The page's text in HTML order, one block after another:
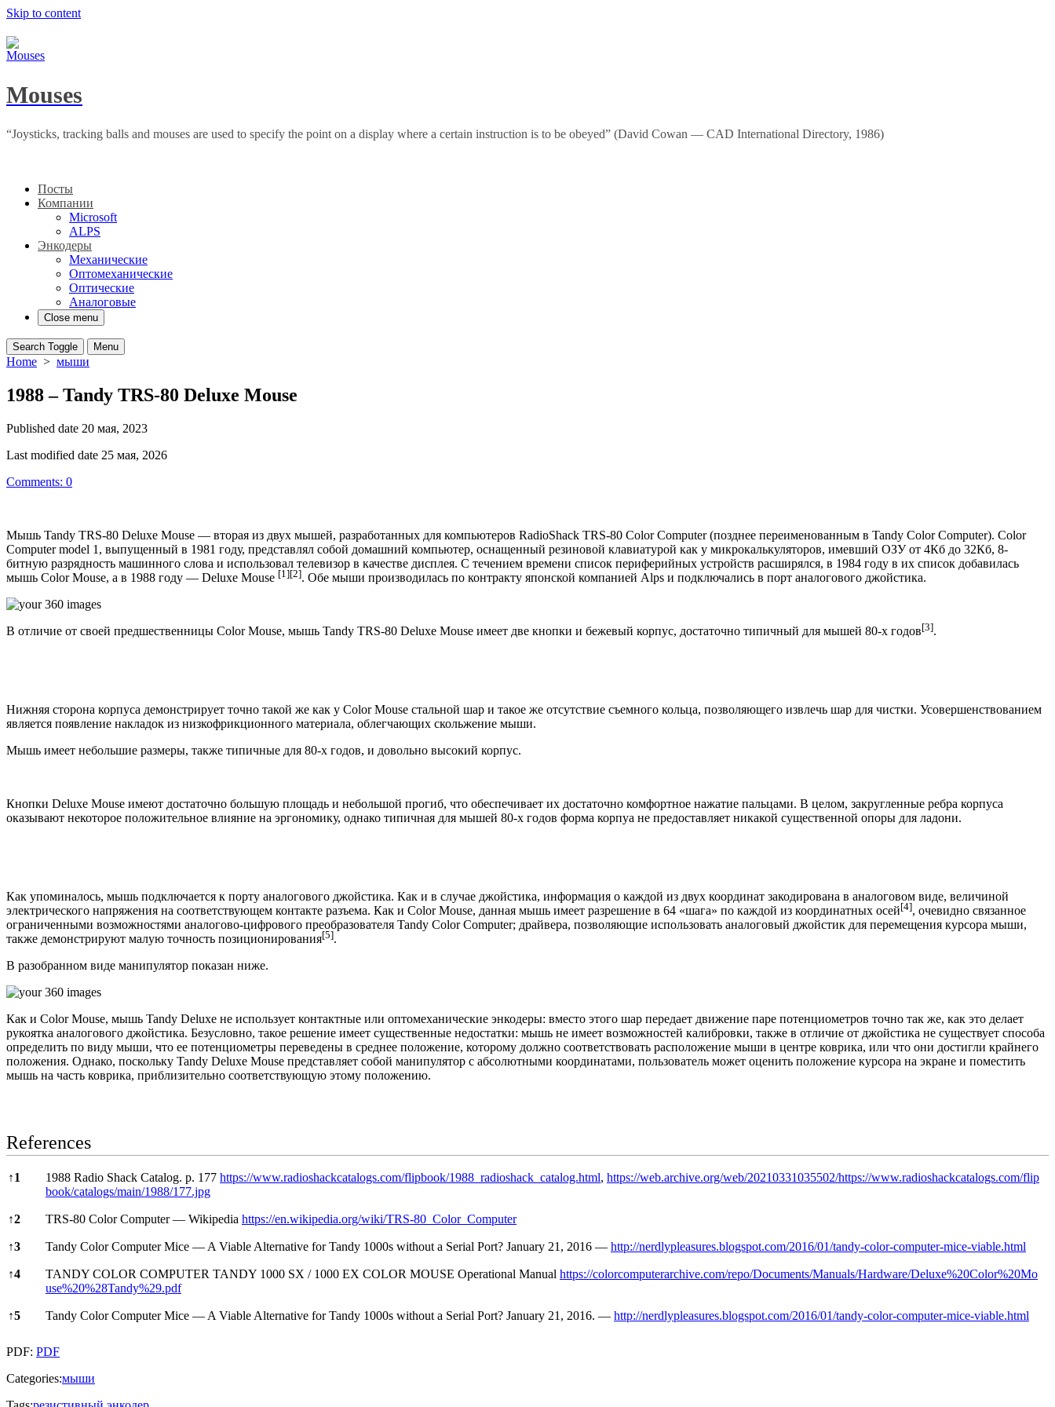
Skip to content
Mouses
“Joysticks, tracking balls and mouses are used to specify the point on a display where a certain instruction is to be obeyed” (David Cowan — CAD International Directory, 1986)
Посты
Компании
Microsoft
ALPS
Энкодеры
Механические
Оптомеханические
Оптические
Аналоговые
Close menu
Search Toggle Menu
Home > мыши
1988 – Tandy TRS-80 Deluxe Mouse
Published date 20 мая, 2023
Last modified date 25 мая, 2026
Comments: 0
Мышь Tandy TRS-80 Deluxe Mouse — вторая из двух мышей, разработанных для компьютеров RadioShack TRS-80 Color Computer (позднее переименованным в Tandy Color Computer). Color
Computer model 1, выпущенный в 1981 году, представлял собой домашний компьютер, оснащенный резиновой клавиатурой как у микрокалькуляторов, имевший ОЗУ от 4Кб до 32Кб, 8-
битную разрядность машинного слова и использовал телевизор в качестве дисплея. С течением времени список периферийных устройств расширялся, в 1984 году в их список добавилась
мышь Color Mouse, а в 1988 году — Deluxe Mouse [1][2]. Обе мыши производилась по контракту японской компанией Alps и подключались в порт аналогового джойстика.
В отличие от своей предшественницы Color Mouse, мышь Tandy TRS-80 Deluxe Mouse имеет две кнопки и бежевый корпус, достаточно типичный для мышей 80-х годов[3].
Нижняя сторона корпуса демонстрирует точно такой же как у Color Mouse стальной шар и такое же отсутствие съемного кольца, позволяющего извлечь шар для чистки. Усовершенствованием
является появление накладок из низкофрикционного материала, облегчающих скольжение мыши.
Мышь имеет небольшие размеры, также типичные для 80-х годов, и довольно высокий корпус.
Кнопки Deluxe Mouse имеют достаточно большую площадь и небольшой прогиб, что обеспечивает их достаточно комфортное нажатие пальцами. В целом, закругленные ребра корпуса
оказывают некоторое положительное влияние на эргономику, однако типичная для мышей 80-х годов форма корпуа не предоставляет никакой существенной опоры для ладони.
Как упоминалось, мышь подключается к порту аналогового джойстика. Как и в случае джойстика, информация о каждой из двух координат закодирована в аналоговом виде, величиной
электрического напряжения на соответствующем контакте разъема. Как и Color Mouse, данная мышь имеет разрешение в 64 «шага» по каждой из координатных осей[4], очевидно связанное
ограниченными возможностями аналогово-цифрового преобразователя Tandy Color Computer; драйвера, позволяющие использовать аналоговый джойстик для перемещения курсора мыши,
также демонстрируют малую точность позиционирования[5].
В разобранном виде манипулятор показан ниже.
Как и Color Mouse, мышь Tandy Deluxe не использует контактные или оптомеханические энкодеры: вместо этого шар передает движение паре потенциометров точно так же, как это делает
рукоятка аналогового джойстика. Безусловно, такое решение имеет существенные недостатки: мышь не имеет возможностей калибровки, также в отличие от джойстика не существует способа
определить по виду мыши, что ее потенциометры переведены в среднее положение, которому должно соответствовать расположение мыши в центре коврика, или что они достигли крайнего
положения. Однако, поскольку Tandy Deluxe Mouse представляет собой манипулятор с абсолютными координатами, пользователь может оценить положение курсора на экране и поместить
мышь на часть коврика, приблизительно соответствующую этому положению.
References
References
↑1 1988 Radio Shack Catalog. p. 177 https://www.radioshackcatalogs.com/flipbook/1988_radioshack_catalog.html, https://web.archive.org/web/20210331035502/https://www.radioshackcatalogs.com/flip
book/catalogs/main/1988/177.jpg
↑2 TRS-80 Color Computer — Wikipedia https://en.wikipedia.org/wiki/TRS-80_Color_Computer
↑3 Tandy Color Computer Mice — A Viable Alternative for Tandy 1000s without a Serial Port? January 21, 2016 — http://nerdlypleasures.blogspot.com/2016/01/tandy-color-computer-mice-viable.html
↑4 TANDY COLOR COMPUTER TANDY 1000 SX / 1000 EX COLOR MOUSE Operational Manual https://colorcomputerarchive.com/repo/Documents/Manuals/Hardware/Deluxe%20Color%20Mo
use%20%28Tandy%29.pdf
↑5 Tandy Color Computer Mice — A Viable Alternative for Tandy 1000s without a Serial Port? January 21, 2016. — http://nerdlypleasures.blogspot.com/2016/01/tandy-color-computer-mice-viable.html
PDF: PDF
Categories:мыши